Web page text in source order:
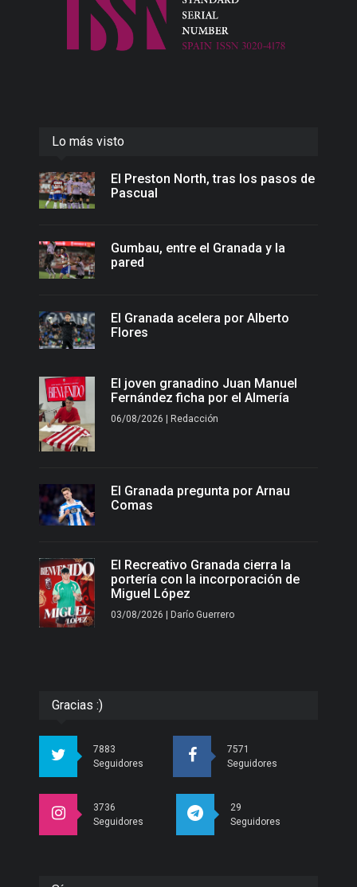
Lo más visto
El Preston North, tras los pasos de
Pascual
Gumbau, entre el Granada y la
pared
El Granada acelera por Alberto
Flores
El joven granadino Juan Manuel
Fernández ficha por el Almería
06/08/2026 | Redacción
El Granada pregunta por Arnau
Comas
El Recreativo Granada cierra la
portería con la incorporación de
Miguel López
03/08/2026 | Darío Guerrero
Gracias :)
7883
Seguidores
7571
Seguidores
3736
Seguidores
29
Seguidores